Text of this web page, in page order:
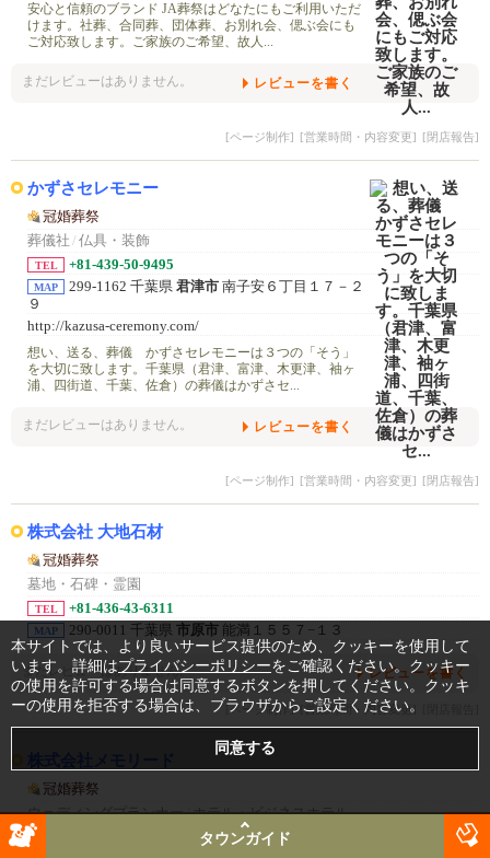
安心と信頼のブランド JA葬祭はどなたにもご利用いただ
けます。社葬、合同葬、団体葬、お別れ会、偲ぶ会にも
ご対応致します。ご家族のご希望、故人...
まだレビューはありません。 レビューを書く
[ページ制作] [営業時間・内容変更] [閉店報告]
かずさセレモニー
冠婚葬祭
葬儀社 / 仏具・装飾
TEL +81-439-50-9495
MAP 299-1162 千葉県 君津市 南子安６丁目１７－２
９
http://kazusa-ceremony.com/
想い、送る、葬儀 かずさセレモニーは３つの「そう」
を大切に致します。千葉県（君津、富津、木更津、袖ヶ
浦、四街道、千葉、佐倉）の葬儀はかずさセ...
まだレビューはありません。 レビューを書く
[ページ制作] [営業時間・内容変更] [閉店報告]
株式会社 大地石材
冠婚葬祭
墓地・石碑・霊園
TEL +81-436-43-6311
MAP 290-0011 千葉県 市原市 能満１５５７−１３
まだレビューはありません。 レビューを書く
[ページ制作] [営業時間・内容変更]
冠婚葬祭
ウェディングプランナー/ホテル・ビジネスホテル
TEL タウンガイド
本サイトでは、より良いサービス提供のため、クッキーを使用して
います。詳細はプライバシーポリシーをご確認ください。クッキー
の使用を許可する場合は同意するボタンを押してください。クッキ
ーの使用を拒否する場合は、ブラウザからご設定ください。